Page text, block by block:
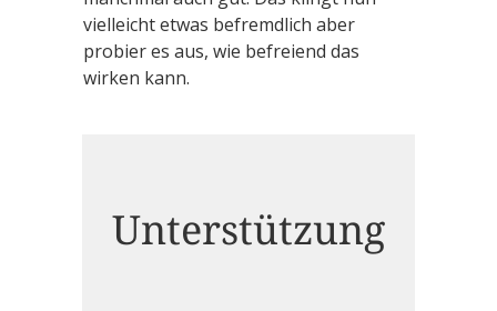
vielleicht etwas befremdlich aber
probier es aus, wie befreiend das
wirken kann.
Unterstützung